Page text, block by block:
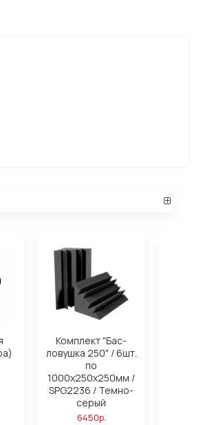
Комплект "Бас-
ловушка 250" / 6шт.
по
1000х250х250мм /
SPG2236 / Темно-
серый
6450р.